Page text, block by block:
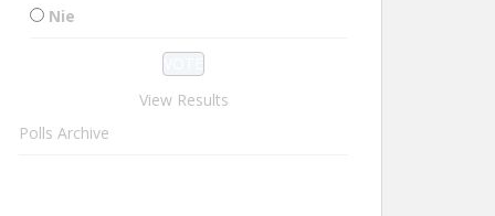
Nie
View Results
Polls Archive